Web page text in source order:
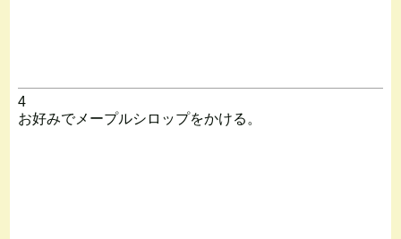
4
お好みでメープルシロップをかける。